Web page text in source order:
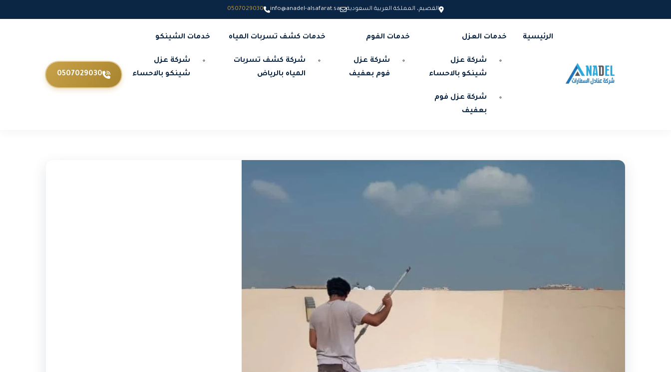
القصيم، المملكة العربية السعودية info@anadel-alsafarat.sa
0507029030
الرئيسية خدمات العزل
شركة عزل
شينكو بالاحساء
شركة عزل فوم
بعفيف
خدمات الفوم
شركة عزل
فوم بعفيف
خدمات كشف تسربات المياه
شركة كشف تسربات
المياه بالرياض
خدمات الشينكو
شركة عزل
شينكو بالاحساء
0507029030